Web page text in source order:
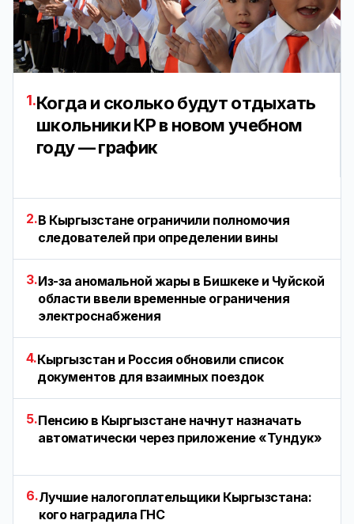
1.Когда и сколько будут отдыхать
школьники КР в новом учебном
году — график
2.В Кыргызстане ограничили полномочия
следователей при определении вины
3.Из-за аномальной жары в Бишкеке и Чуйской
области ввели временные ограничения
электроснабжения
4.Кыргызстан и Россия обновили список
документов для взаимных поездок
5.Пенсию в Кыргызстане начнут назначать
автоматически через приложение «Тундук»
6.Лучшие налогоплательщики Кыргызстана:
кого наградила ГНС